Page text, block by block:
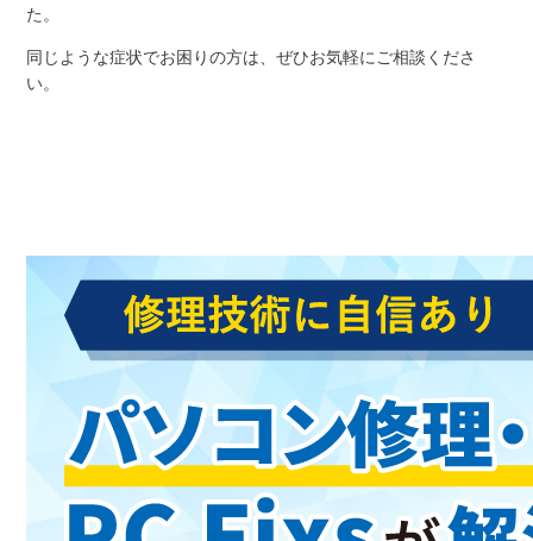
た。
同じような症状でお困りの方は、ぜひお気軽にご相談くださ
い。